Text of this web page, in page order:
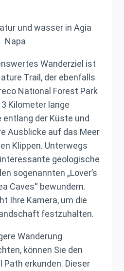
und wasser in Agia
Napa
Wanderziel ist
Trail, der ebenfalls
National Forest Park
Kilometer lange
entlang der Küste und
Ausblicke auf das Meer
Klippen. Unterwegs
geologische
sogenannten „Lover’s
Caves“ bewundern.
Ihre Kamera, um die
festzuhalten.
Wanderung
können Sie den
Path erkunden. Dieser